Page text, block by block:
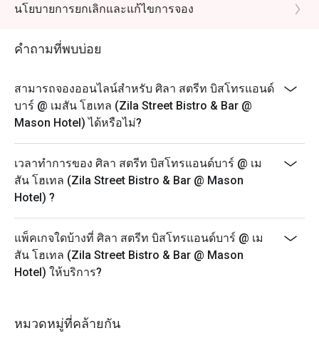
นโยบายการยกเลิกและแก้ไขการจอง
คำถามที่พบบ่อย
สามารถจองออนไลน์สำหรับ ศิลา สตรีท บิสโทรแอนด์
บาร์ @ เมสัน โฮเทล (Zila Street Bistro & Bar @
Mason Hotel) ได้หรือไม่?
เวลาทำการของ ศิลา สตรีท บิสโทรแอนด์บาร์ @ เม
สัน โฮเทล (Zila Street Bistro & Bar @ Mason
Hotel) ?
แพ็คเกจใดบ้างที่ ศิลา สตรีท บิสโทรแอนด์บาร์ @ เม
สัน โฮเทล (Zila Street Bistro & Bar @ Mason
Hotel) ให้บริการ?
หมวดหมู่ที่คล้ายกัน